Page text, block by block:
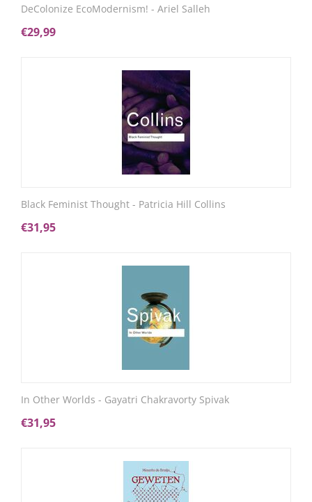
DeColonize EcoModernism! - Ariel Salleh
€29,99
Black Feminist Thought - Patricia Hill Collins
€31,95
In Other Worlds - Gayatri Chakravorty Spivak
€31,95